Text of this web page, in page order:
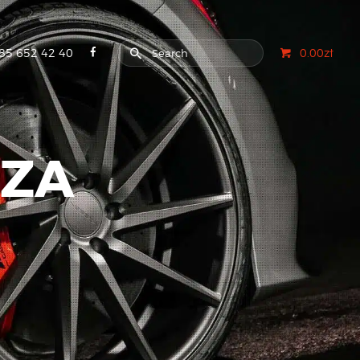
652 42 40 0.00zł